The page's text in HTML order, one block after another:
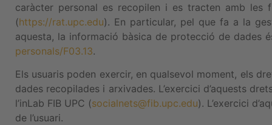
caràcter personal es recopilen i es tracten amb les
(https://rat.upc.edu). En particular, pel que fa a la
aquesta, la informació bàsica de protecció de dades
personals/F03.13.
Els usuaris poden exercir, en qualsevol moment, els
dades recopilades i arxivades. L’exercici d’aquests
l’inLab FIB UPC (socialnets@fib.upc.edu). L’exercici
de l’usuari.